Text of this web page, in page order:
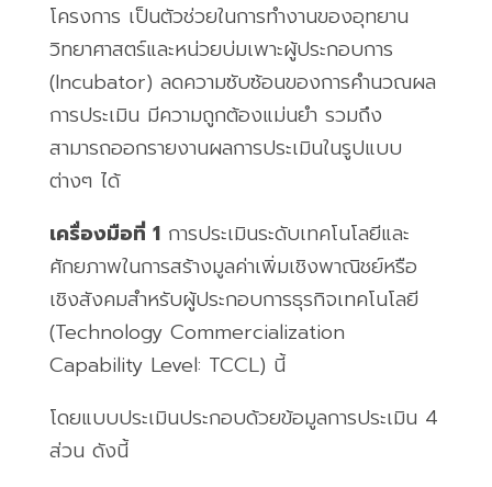
โครงการ เป็นตัวช่วยในการทำงานของอุทยาน
วิทยาศาสตร์และหน่วยบ่มเพาะผู้ประกอบการ
(Incubator) ลดความซับซ้อนของการคำนวณผล
การประเมิน มีความถูกต้องแม่นยำ รวมถึง
สามารถออกรายงานผลการประเมินในรูปแบบ
ต่างๆ ได้
เครื่องมือที่ 1การประเมินระดับเทคโนโลยีและ
ศักยภาพในการสร้างมูลค่าเพิ่มเชิงพาณิชย์หรือ
เชิงสังคมสำหรับผู้ประกอบการธุรกิจเทคโนโลยี
(Technology Commercialization
Capability Level: TCCL) นี้
โดยแบบประเมินประกอบด้วยข้อมูลการประเมิน 4
ส่วน ดังนี้